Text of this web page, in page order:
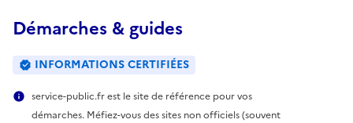
Démarches & guides
INFORMATIONS CERTIFIÉES
service-public.fr est le site de référence pour vos
démarches. Méfiez-vous des sites non officiels (souvent